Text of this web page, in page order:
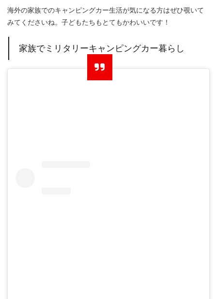
海外の家族でのキャンピングカー生活が気になる方はぜひ覗いて
みてくださいね。子どもたちもとてもかわいいです！
家族でミリタリーキャンピングカー暮らし